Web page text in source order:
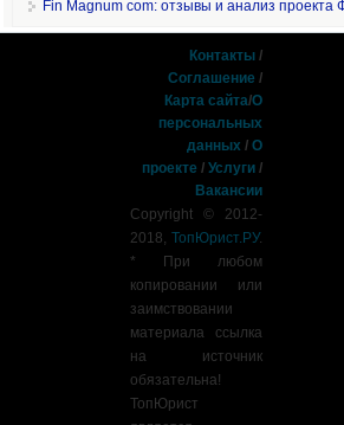
Fin Magnum com: отзывы и анализ проекта
Контакты /
Соглашение /
Карта сайта/О
персональных
данных /О
проекте /Услуги /
Вакансии
Copyright © 2012-
2018,ТопЮрист.РУ.
* При любом
копировании или
заимствовании
материала ссылка
на источник
обязательна!
ТопЮрист